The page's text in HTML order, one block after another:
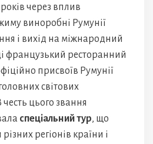
через вплив
виноробні Румунії
і вихід на міжнародний
французький ресторанний
присвоїв Румунії
світових
цього звання
спеціальний тур, що
регіонів країни і